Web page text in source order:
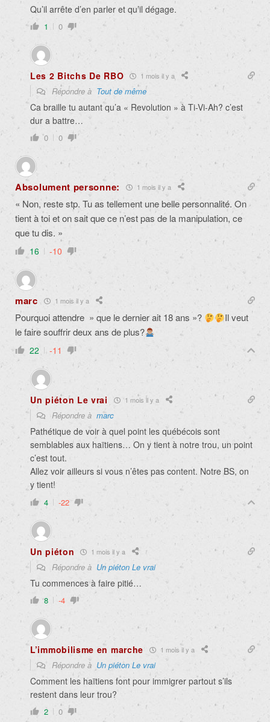
Qu’il arrête d’en parler et qu’il dégage.
1 0
Les 2 Bitchs De RBO 1 mois il y a
Répondre à Tout de même
Ca braille tu autant qu’a « Revolution » à Ti-Vi-Ah? c’est
dur a battre…
0 0
Absolument personne: 1 mois il y a
« Non, reste stp. Tu as tellement une belle personnalité. On
tient à toi et on sait que ce n’est pas de la manipulation, ce
que tu dis. »
16 -10
marc 1 mois il y a
Pourquoi attendre » que le dernier ait 18 ans »?
Il veut
le faire souffrir deux ans de plus?
22 -11
Un piéton Le vrai 1 mois il y a
Répondre à marc
Pathétique de voir à quel point les québécois sont
semblables aux haïtiens… On y tient à notre trou, un point
c’est tout.
Allez voir ailleurs si vous n’êtes pas content. Notre BS, on
y tient!
4 -22
Un piéton 1 mois il y a
Répondre à Un piéton Le vrai
Tu commences à faire pitié…
8 -4
L’immobilisme en marche 1 mois il y a
Répondre à Un piéton Le vrai
Comment les haïtiens font pour immigrer partout s’ils
restent dans leur trou?
2 0